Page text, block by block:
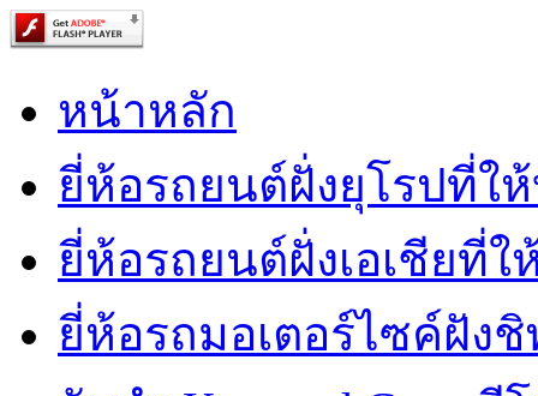
หน้าหลัก
ยี่ห้อรถยนต์ฝั่งยุโรปที่ใ
ยี่ห้อรถยนต์ฝั่งเอเชียที่ใ
ยี่ห้อรถมอเตอร์ไซค์ฝัง